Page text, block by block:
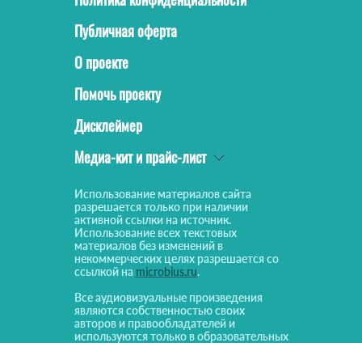
Публичная оферта
О проекте
Помочь проекту
Дисклеймер
Медиа-кит и прайс-лист
Использование материалов сайта
разрешается только при наличии
активной ссылки на источник.
Использование всех текстовых
материалов без изменений в
некоммерческих целях разрешается со
ссылкой на microbius.ru.
Все аудиовизуальные произведения
являются собственностью своих
авторов и правообладателей и
используются только в образовательных